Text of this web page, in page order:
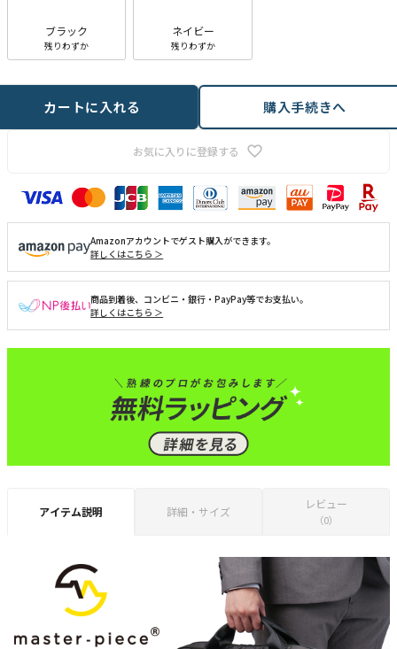
ブラック
残りわずか
ネイビー
残りわずか
お気に入りに登録する
カートに入れる 購入手続きへ
Amazonアカウントでゲスト購入ができます。
詳しくはこちら ＞
商品到着後、コンビニ・銀行・PayPay等でお支払い。
詳しくはこちら ＞
アイテム説明 詳細・サイズ
レビュー
（0）